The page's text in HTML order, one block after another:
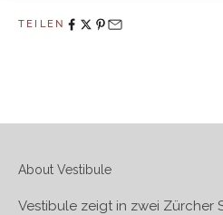
TEILEN
About Vestibule
Vestibule zeigt in zwei Zürcher